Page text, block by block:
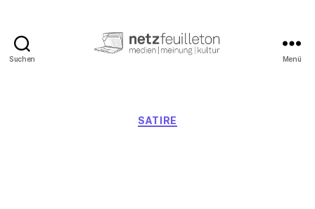
Suchen Menü
Kategorien
SATIRE